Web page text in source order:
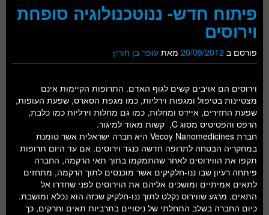
פיתוח חדש- ננוטכנולוגיה סופחת
וירוסים
פורסם ב 20/09/2012 מאת עופר בן חורין
וירוסים הם אויבים קשים לגוף האדם. התרופות הקיימות אינם
מצטיינות בטיפול ומגפות וירליות, כמו מגפת הסארס, שפעת העופות,
שפעת החזירים, איידס ומחלות, כמו גם מחלות וירליות כמו כלבת,
הרפס והפטיטיס מסוג C, קשות מאוד למיגור.
חברת Vecoy Nanomedicines היא חברה ישראלית אשר טומנת
במחקריה הבטחה לתרופה חדשה כנגד וירוסים. אם עד היום תרופות
תקפו את הווירוסים לאחר שהתמקמו בתוך תאי הרקמה, החברה
פיתחה רעיון שבו ננו-חלקיקים אשר מוכנסים לתוך הרקמה, מתחזים
לתאים אמיתיים ומושכים אליהם את הוירוסים לפני שחדרו אל
התאים. מרגע שווירוס נקלט לתוך ננו-חלקיק שכזה הוא נכלא ומושבת.
כיום החברה בשלב התחלתי של ניסויים בתרביות תאים וחרקים, כך